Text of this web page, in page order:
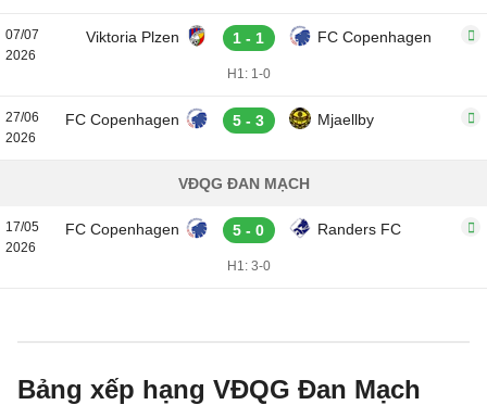
07/07
2026
Viktoria Plzen 1 - 1 FC Copenhagen
H1: 1-0
27/06
2026
FC Copenhagen 5 - 3 Mjaellby
VĐQG ĐAN MẠCH
17/05
2026
FC Copenhagen 5 - 0 Randers FC
H1: 3-0
Bảng xếp hạng VĐQG Đan Mạch